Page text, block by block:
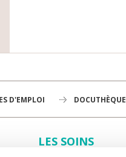
D'EMPLOI DOCUTHÈQUE
LES SOINS